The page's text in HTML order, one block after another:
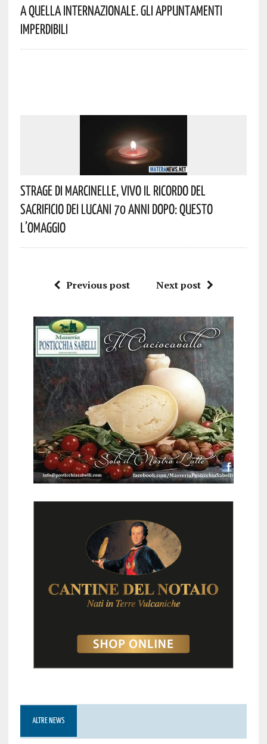
A Quella Internazionale. Gli Appuntamenti
Imperdibili
Strage Di Marcinelle, Vivo Il Ricordo Del
Sacrificio Dei Lucani 70 Anni Dopo: Questo
L’omaggio
Previous post Next post
ALTRE NEWS